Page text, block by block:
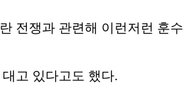
전쟁과 관련해 이런저런 훈
고 있다고도 했다.